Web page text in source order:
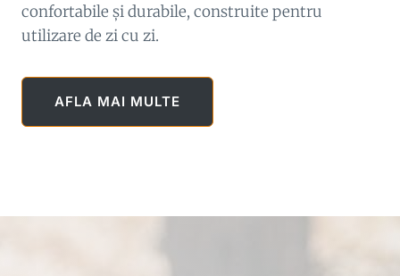
confortabile și durabile, construite pentru
utilizare de zi cu zi.
AFLA MAI MULTE